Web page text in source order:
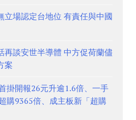
立場認定台地位 有責任與中國
再談安世半導體 中方促荷蘭儘
案
掛開報26元升逾1.6倍、一手
9365倍、成主板新「超購